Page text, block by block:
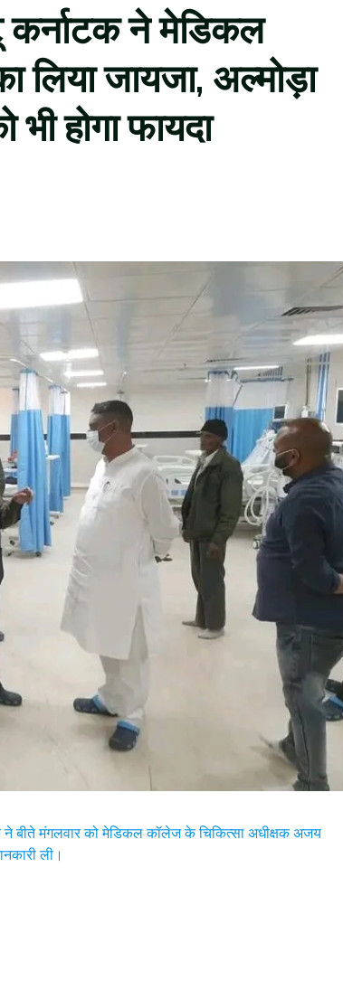
कर्नाटक ने मेडिकल
लिया जायजा, अल्मोड़ा
होगा फायदा
ने बीते मंगलवार को मेडिकल कॉलेज के चिकित्सा अधीक्षक अजय
ली।